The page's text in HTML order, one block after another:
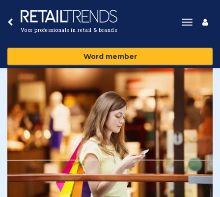
Voor professionals in retail & brands
Toggle
Word member